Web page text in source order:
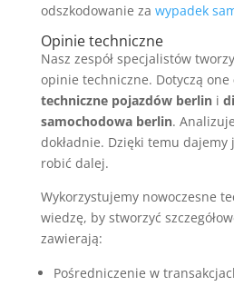
odszkodowanie za wypadek
Opinie techniczne
Nasz zespół specjalistów
opinie techniczne. Dotyczą one
techniczne pojazdów berlini
samochodowa berlin.
dokładnie. Dzięki temu dajemy
robić dalej.
Wykorzystujemy nowoczesne
wiedzę, by stworzyć
zawierają:
Pośredniczenie w